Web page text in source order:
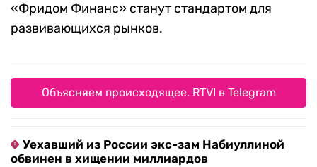
«Фридом Финанс» станут стандартом для
развивающихся рынков.
Объясняем происходящее. RTVI в Telegram
Уехавший из России экс-зам Набиуллиной
обвинен в хищении миллиардов